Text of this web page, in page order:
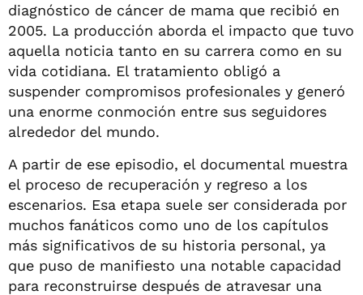
diagnóstico de cáncer de mama que recibió en
2005. La producción aborda el impacto que tuvo
aquella noticia tanto en su carrera como en su
vida cotidiana. El tratamiento obligó a
suspender compromisos profesionales y generó
una enorme conmoción entre sus seguidores
alrededor del mundo.
A partir de ese episodio, el documental muestra
el proceso de recuperación y regreso a los
escenarios. Esa etapa suele ser considerada por
muchos fanáticos como uno de los capítulos
más significativos de su historia personal, ya
que puso de manifiesto una notable capacidad
para reconstruirse después de atravesar una